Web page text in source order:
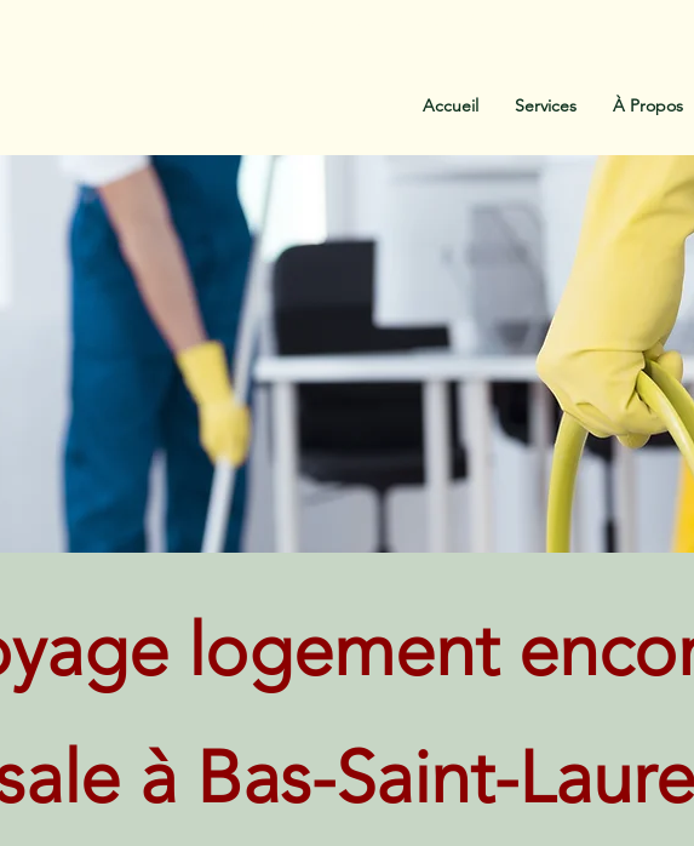
Accueil Services À Propos
logement
à Bas-Saint-